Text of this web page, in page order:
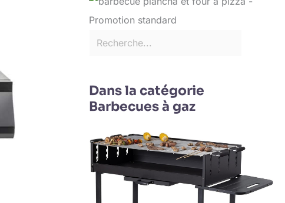
Dans la catégorie
Barbecues à gaz